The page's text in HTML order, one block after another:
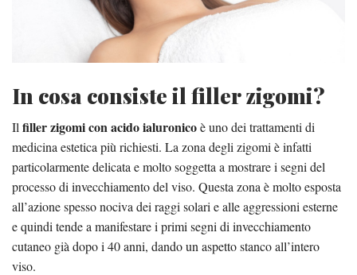
In cosa consiste il filler zigomi?
Il filler zigomi con acido ialuronicoè uno dei trattamenti di
medicina estetica più richiesti. La zona degli zigomi è infatti
particolarmente delicata e molto soggetta a mostrare i segni del
processo di invecchiamento del viso. Questa zona è molto esposta
all’azione spesso nociva dei raggi solari e alle aggressioni esterne
e quindi tende a manifestare i primi segni di invecchiamento
cutaneo già dopo i 40 anni, dando un aspetto stanco all’intero
viso.